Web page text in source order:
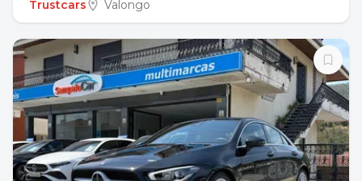
Trustcars
Valongo